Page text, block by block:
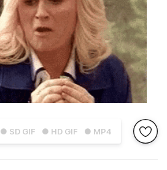
● SD GIF ● HD GIF ● MP4